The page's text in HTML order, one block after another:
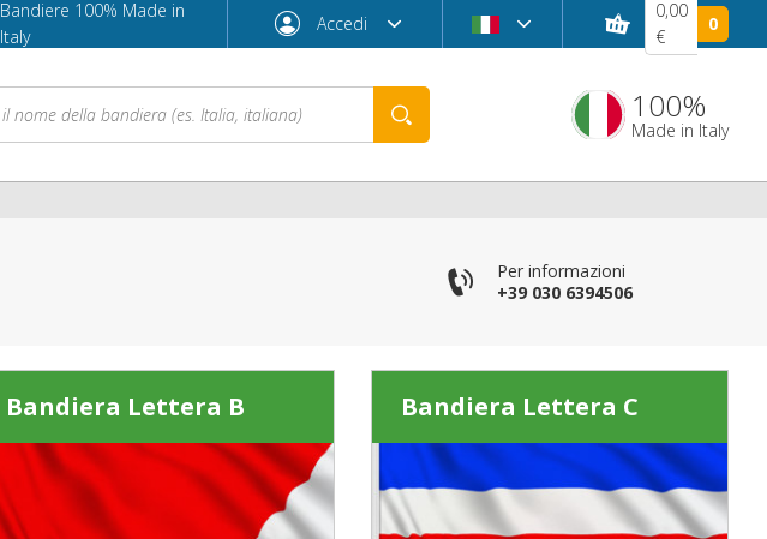
Bandiere 100% Made in
Italy
Accedi
0,00
€
0
100%
Made in Italy
Per informazioni
+39 030 6394506
Bandiera Lettera B Bandiera Lettera C